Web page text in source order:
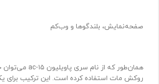
صفحه‌نمایش، بلندگوها و وب‌کم
روکش مات استفاده کرده است. این ترکیب